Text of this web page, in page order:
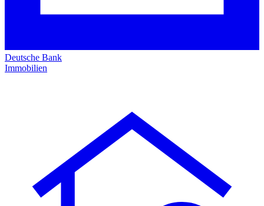
Deutsche Bank
Immobilien